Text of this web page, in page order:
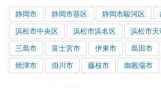
静岡市 静岡市葵区 静岡市駿河区
浜松市中央区 浜松市浜名区 浜松市天
三島市 富士宮市 伊東市 島田市
焼津市 掛川市 藤枝市 御殿場市